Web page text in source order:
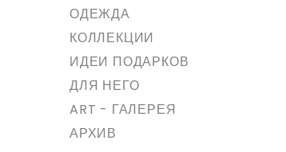
ОДЕЖДА
КОЛЛЕКЦИИ
ИДЕИ ПОДАРКОВ
ДЛЯ НЕГО
ART - ГАЛЕРЕЯ
АРХИВ